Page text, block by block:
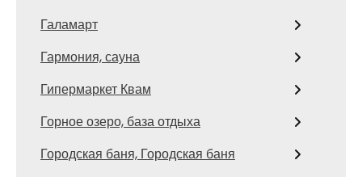
Галамарт
Гармония, сауна
Гипермаркет Квам
Горное озеро, база отдыха
Городская баня, Городская баня